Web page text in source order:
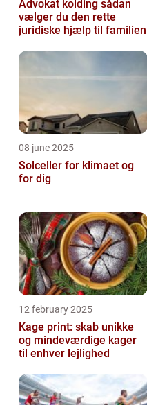
Advokat kolding sådan
vælger du den rette
juridiske hjælp til familien
08 june 2025
Solceller for klimaet og
for dig
12 february 2025
Kage print: skab unikke
og mindeværdige kager
til enhver lejlighed